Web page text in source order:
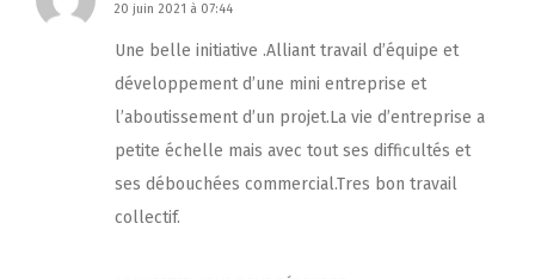
20 juin 2021 à 07:44
Une belle initiative .Alliant travail d’équipe et
développement d’une mini entreprise et
l’aboutissement d’un projet.La vie d’entreprise a
petite échelle mais avec tout ses difficultés et
ses débouchées commercial.Tres bon travail
collectif.